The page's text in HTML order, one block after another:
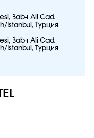
Bab-ı Ali Cad.
İstanbul, Турция
Bab-ı Ali Cad.
İstanbul, Турция